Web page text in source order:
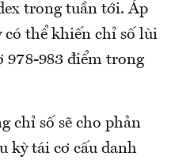
trong tuần tới. Áp
có thể khiến chỉ số lùi
978-983 điểm trong
chỉ số sẽ cho phản
kỳ tái cơ cấu danh